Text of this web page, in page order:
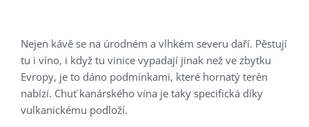
Nejen kávě se na úrodném a vlhkém severu daří. Pěstují
tu i víno, i když tu vinice vypadají jinak než ve zbytku
Evropy, je to dáno podmínkami, které hornatý terén
nabízí. Chuť kanárského vína je taky specifická díky
vulkanickému podloží.